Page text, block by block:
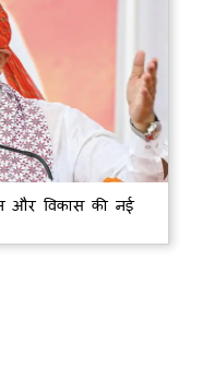
और विकास की नई